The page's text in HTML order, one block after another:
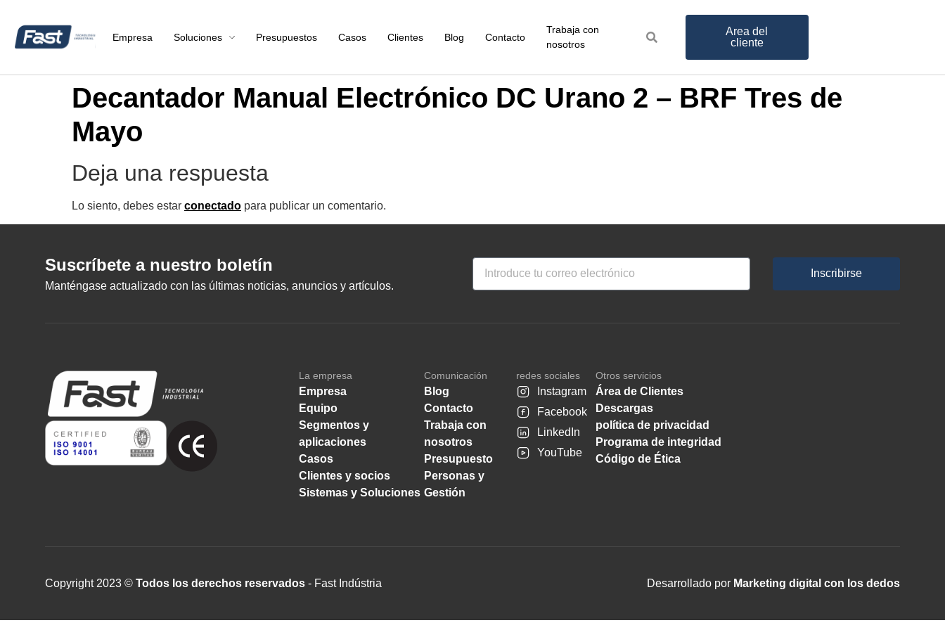
Empresa Soluciones Presupuestos Casos Clientes Blog Contacto
Trabaja con
nosotros
Area del
cliente
Decantador Manual Electrónico DC Urano 2 – BRF Tres de
Mayo
Deja una respuesta
Lo siento, debes estar conectado para publicar un comentario.
Suscríbete a nuestro boletín
Manténgase actualizado con las últimas noticias, anuncios y artículos.
Inscribirse
La empresa
Empresa
Equipo
Segmentos y
aplicaciones
Casos
Clientes y socios
Sistemas y Soluciones
Comunicación
Blog
Contacto
Trabaja con
nosotros
Presupuesto
Personas y
Gestión
redes sociales
Instagram
Facebook
LinkedIn
YouTube
Otros servicios
Área de Clientes
Descargas
política de privacidad
Programa de integridad
Código de Ética
Copyright 2023 © Todos los derechos reservados - Fast Indústria Desarrollado por Marketing digital con los dedos